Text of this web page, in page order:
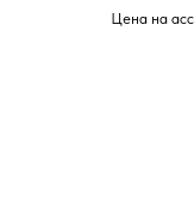
Цена на